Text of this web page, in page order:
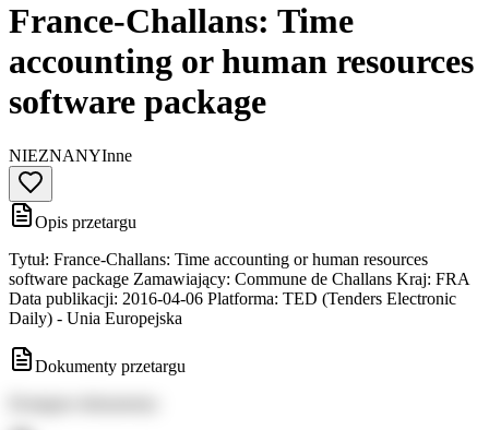
France-Challans: Time
accounting or human resources
software package
NIEZNANYInne
Opis przetargu
Tytuł: France-Challans: Time accounting or human resources
software package Zamawiający: Commune de Challans Kraj: FRA
Data publikacji: 2016-04-06 Platforma: TED (Tenders Electronic
Daily) - Unia Europejska
Dokumenty przetargu